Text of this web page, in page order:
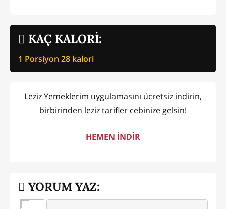
KAÇ KALORİ:
1 Porsiyon 28 kalori
Leziz Yemeklerim uygulamasını ücretsiz indirin,
birbirinden leziz tarifler cebinize gelsin!
HEMEN İNDİR
YORUM YAZ: